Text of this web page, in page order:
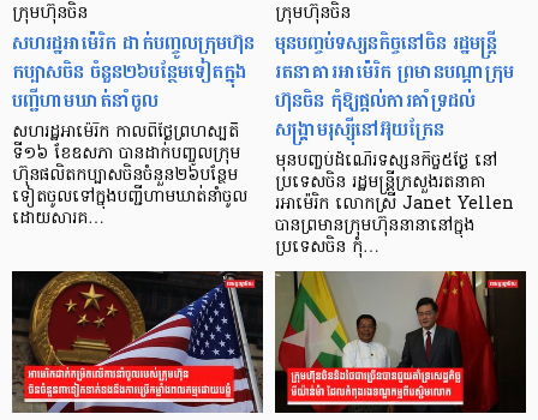
ក្រុមហ៊ុនចិន
សហរដ្ឋអាម៉េរិក ដាក់បញ្ចូលក្រុមហ៊ុន
កប្បាសចិន ចំនួន២៦បន្ថែមទៀតក្នុង
បញ្ជីហាមឃាត់នាំចូល
សហរដ្ឋអាម៉េរិក កាលពីថ្ងៃព្រហស្បតិ៍
ទី១៦ ខែឧសភា បានដាក់បញ្ចូលក្រុម
ហ៊ុនផលិតកប្បាសចិនចំនួន២៦បន្ថែម
ទៀតចូលទៅក្នុងបញ្ជីហាមឃាត់នាំចូល
ដោយសារគ…
ក្រុមហ៊ុនចិន
មុនបញ្ចប់ទស្សនកិច្ចនៅចិន រដ្ឋមន្ត្រី
រតនាគារអាម៉េរិក ព្រមានបណ្ដាក្រុម
ហ៊ុនចិន កុំឱ្យផ្ដល់ការគាំទ្រដល់
សង្គ្រាមរុស្ស៊ីនៅអ៊ុយក្រែន
មុនបញ្ចប់ដំណើរទស្សនកិច្ច៥ថ្ងៃ នៅ
ប្រទេសចិន រដ្ឋមន្ត្រីក្រសួងរតនាគា
រអាម៉េរិក លោកស្រី Janet Yellen
បានព្រមានក្រុមហ៊ុននានានៅក្នុង
ប្រទេសចិន កុំ…